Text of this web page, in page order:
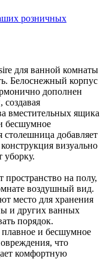
розничных
для ванной комнаты
Белоснежный корпус
дополнен
вместительных ящика
бесшумное
столешница добавляет
визуально
уборку.
пространство на полу,
воздушный вид.
место для хранения
и других ванных
порядок.
и бесшумное
что
комфортную